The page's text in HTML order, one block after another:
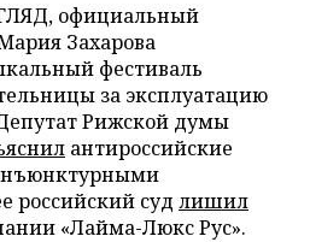
официальный
Захарова
фестиваль
за эксплуатацию
Рижской думы
антироссийские
российский суд лишил
«Лайма-Люкс Рус».